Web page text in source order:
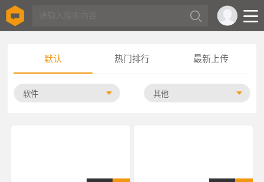
默认 热门排行 最新上传